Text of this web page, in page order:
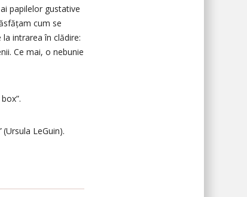
papilelor gustative
cum se
intrarea în clădire:
Ce mai, o nebunie
(Ursula LeGuin).